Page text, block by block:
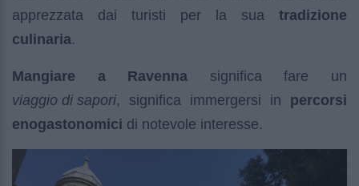
apprezzata dai turisti per la sua tradizione
culinaria.
Mangiare a Ravenna significa fare un
viaggio di sapori, significa immergersi in percorsi
enogastonomici di notevole interesse.